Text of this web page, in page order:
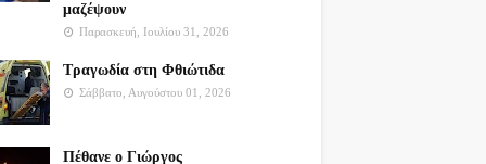
μαζέψουν
Παρασκευή, Ιουλίου 31, 2026
Τραγωδία στη Φθιώτιδα
Σάββατο, Αυγούστου 01, 2026
Πέθανε ο Γιώργος